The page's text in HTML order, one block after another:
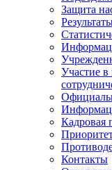
Защита
Участие
Кадровая
Контакты